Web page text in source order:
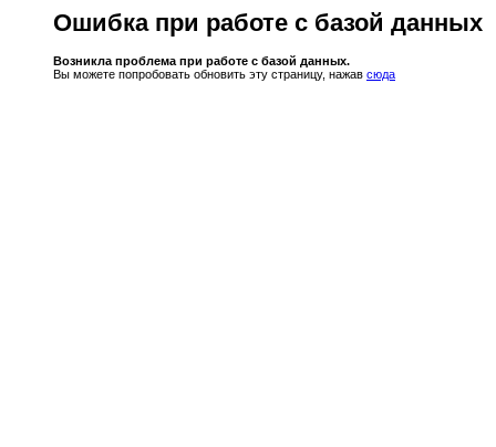
Ошибка при работе с базой данных
Возникла проблема при работе с базой данных.
Вы можете попробовать обновить эту страницу, нажав сюда